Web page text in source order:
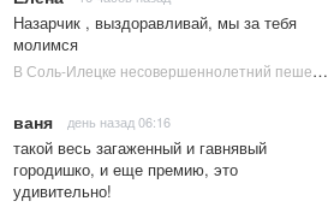
Назарчик , выздоравливай, мы за тебя
молимся
В Соль-Илецке несовершеннолетний пешеход попал под колеса автомобиля | Новости Соль-Илецка
ваня день назад 06:16
такой весь загаженный и гавнявый
городишко, и еще премию, это
удивительно!